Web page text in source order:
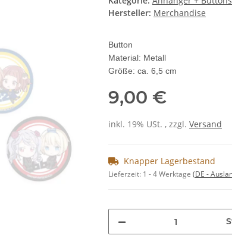
Hersteller: Merchandise
Button
Material: Metall
Größe: ca. 6,5 cm
9,00 €
inkl. 19% USt. , zzgl. Versand
Knapper Lagerbestand
Lieferzeit: 1 - 4 Werktage (DE -